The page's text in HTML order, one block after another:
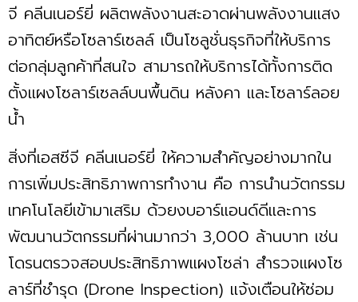
จี คลีนเนอร์ยี่ ผลิตพลังงานสะอาดผ่านพลังงานแสง
อาทิตย์หรือโซลาร์เซลล์ เป็นโซลูชั่นธุรกิจที่ให้บริการ
ต่อกลุ่มลูกค้าที่สนใจ สามารถให้บริการได้ทั้งการติด
ตั้งแผงโซลาร์เซลล์บนพื้นดิน หลังคา และโซลาร์ลอย
นํ้า
สิ่งที่เอสซีจี คลีนเนอร์ยี่ ให้ความสำคัญอย่างมากใน
การเพิ่มประสิทธิภาพการทำงาน คือ การนำนวัตกรรม
เทคโนโลยีเข้ามาเสริม ด้วยงบอาร์แอนด์ดีและการ
พัฒนานวัตกรรมที่ผ่านมากว่า 3,000 ล้านบาท เช่น
โดรนตรวจสอบประสิทธิภาพแผงโซล่า สำรวจแผงโซ
ลาร์ที่ชำรุด (Drone Inspection) แจ้งเตือนให้ซ่อม